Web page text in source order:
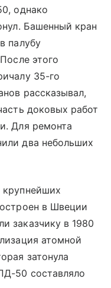
однако
Башенный кран
палубу
этого
35-го
рассказывал,
доковых работ
Для ремонта
два небольших
в Швеции
заказчику в 1980
атомной
затонула
50 составляло